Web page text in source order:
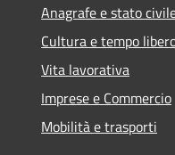
Anagrafe e stato
Cultura e tempo
Vita lavorativa
Imprese e Commercio
Mobilità e trasporti